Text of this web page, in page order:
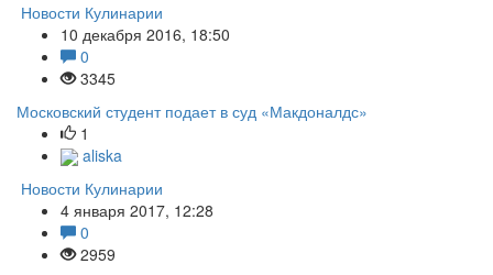
Новости Кулинарии
10 декабря 2016, 18:50
0
3345
Московский студент подает в суд «Макдоналдс»
1
aliska
Новости Кулинарии
4 января 2017, 12:28
0
2959